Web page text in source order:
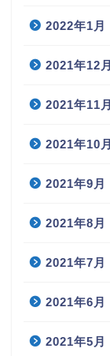
2022年1月
2021年12月
2021年11月
2021年10月
2021年9月
2021年8月
2021年7月
2021年6月
2021年5月